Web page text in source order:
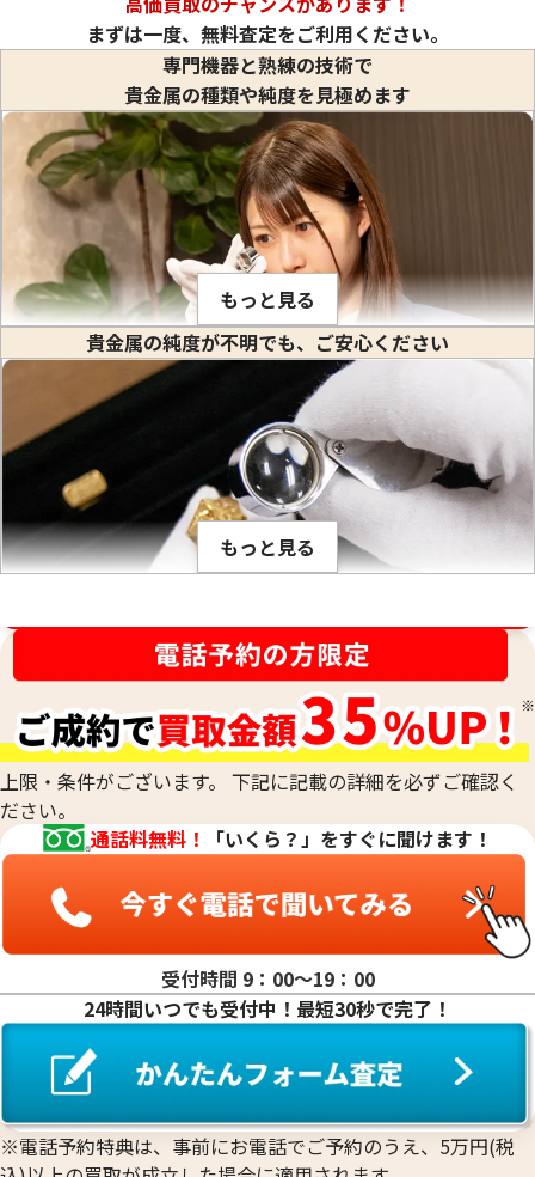
24金 (K24) カレンダー 新星工業 辰丑
1.1g
参考買取価格
24金 (K24) カレン
1g
参考買取価格
29,700円
まずは一度、無料査定をご利用ください。
専門機器と熟練の技術で
貴金属の種類や純度を見極めます
金や白金などの貴金属はそれぞれ固有の比重値を持っていま
す。比重とは、私達が生活している場所で(常温、常圧で)その
物質の1立方センチメートル当りの重量のことをいいます。(※
物質を1センチ角のサイの目状に切った時のその重さ) 1立方セ
ンチメートルあたり何グラムかは、金属ごとに異なり、K18や
PT900のように何種類かの貴金属を混ぜ合わせて作った合金
でも、その混合比率が解っているので比重が計算出来ます。こ
が付いていない金塊やインゴットなど、水に浸すことができ
るものの純度を、非常に正確に測定する際に用います。最終的
な査定額は、これらの科学的なデータに加えて、査定士が持つ
専門知識と経験を総合的に判断して算出されます。
もっと見る
貴金属の純度が不明でも、ご安心ください
刻印がなくて純度がわからないお品物や、他の素材のお品物
と組み合わされた合金のお品物、低純度のお品物も、当社の
専門的な技術で正確に測定し、その場で価値を判定いたしま
す。他店で「買取は難しい」と断られてしまったお品物も、諦
めずにご相談ください。おたからやでは、確かな鑑定力で、
これまでお値段がつかなかったお品物にも、思わぬ価値が見
つかるかもしれません。どのような貴金属でも、お気軽にお
持ち込みください。
もっと見る
上限・条件がございます。 下記に記載の詳細を必ずご確認く
ださい。
通話料無料！
「いくら？」をすぐに聞けます！
受付時間 9：00〜19：00
24時間いつでも受付中！最短30秒で完了！
※電話予約特典は、事前にお電話でご予約のうえ、5万円(税